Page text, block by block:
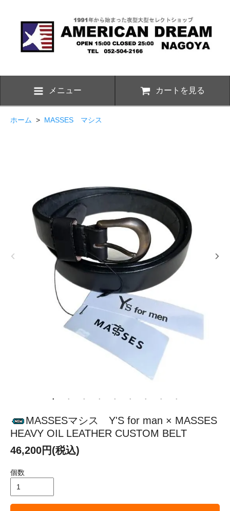
メニュー カートを見る
ホーム > MASSES マシス
MASSESマシス Y'S for man × MASSES
HEAVY OIL LEATHER CUSTOM BELT
46,200円(税込)
個数